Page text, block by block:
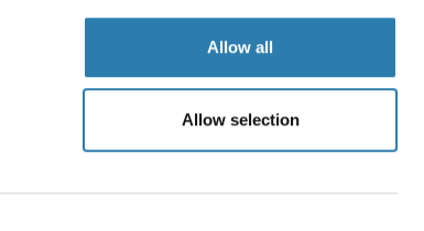
Allow all
Allow selection
+49 (0)241 95 163 153
+49 (0)241 95 163 155
Rockland Immunochemicals, Inc.Sauvegarder / Partager